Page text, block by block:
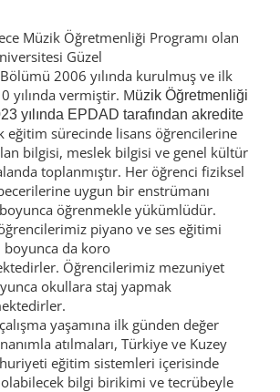
Müzik Öğretmenliği Programı olan
Güzel
2006 yılında kurulmuş ve ilk
yılında vermiştir. Müzik Öğretmenliği
yılında EPDAD tarafından akredite
eğitim sürecinde lisans öğrencilerine
bilgisi, meslek bilgisi ve genel kültür
toplanmıştır. Her öğrenci fiziksel
uygun bir enstrümanı
öğrenmekle yükümlüdür.
piyano ve ses eğitimi
boyunca da koro
Öğrencilerimiz mezuniyet
okullara staj yapmak
yaşamına ilk günden değer
atılmaları, Türkiye ve Kuzey
eğitim sistemleri içerisinde
olabilecek bilgi birikimi ve tecrübeyle